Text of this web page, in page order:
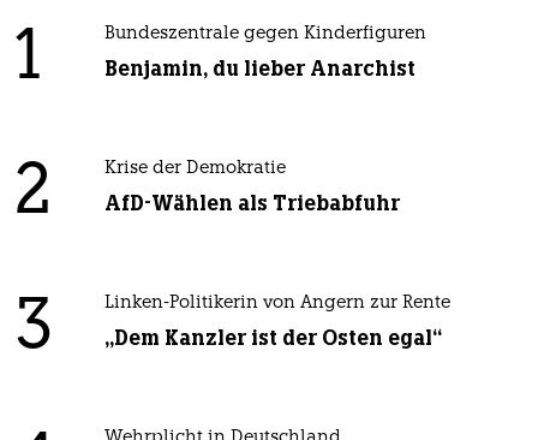
1 Bundeszentrale gegen Kinderfiguren
Benjamin, du lieber Anarchist
2 Krise der Demokratie
AfD-Wählen als Triebabfuhr
3 Linken-Politikerin von Angern zur Rente
„Dem Kanzler ist der Osten egal“